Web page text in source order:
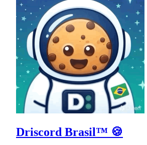
Driscord Brasil™ 🍪